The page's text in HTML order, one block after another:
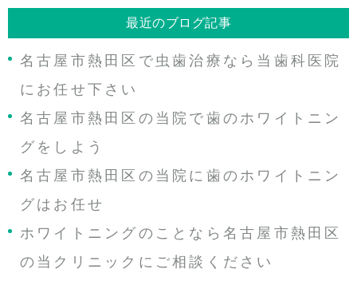
最近のブログ記事
名古屋市熱田区で虫歯治療なら当歯科医院
にお任せ下さい
名古屋市熱田区の当院で歯のホワイトニン
グをしよう
名古屋市熱田区の当院に歯のホワイトニン
グはお任せ
ホワイトニングのことなら名古屋市熱田区
の当クリニックにご相談ください